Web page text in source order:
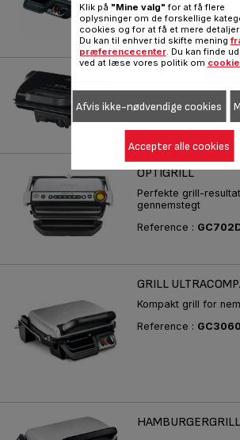
Nem tilberedning af
typer fødevarer
Reference :
OPTIGRILL
Perfekte grill-
gennemstegt
Reference :
GRILL
Kompakt grill for
Reference :
Klik på "Mine valg" for at få flere
oplysninger om de forskellige
cookies og for at få et mere
Du kan til enhver tid skifte mening
præferencecenter. Du kan finde
ved at læse vores politik om
Afvis ikke-nødvendige cookies
Accepter alle cookies